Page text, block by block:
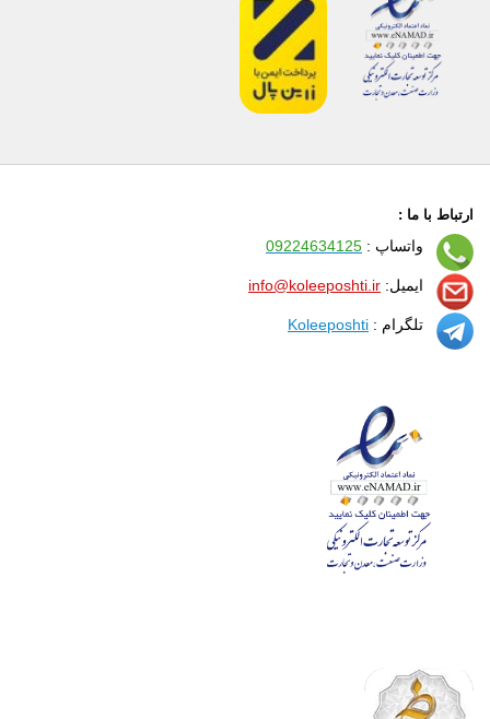
ارتباط با ما :
واتساپ : 09224634125
ایمیل: info@koleeposhti.ir
تلگرام : Koleeposhti